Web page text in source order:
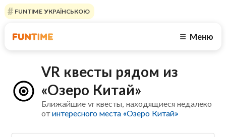
FUNTIME УКРАЇНСЬКОЮ
☰ Меню
VR квесты рядом из
«Озеро Китай»
Ближайшие vr квесты, находящиеся недалеко
отинтересного места «Озеро Китай»